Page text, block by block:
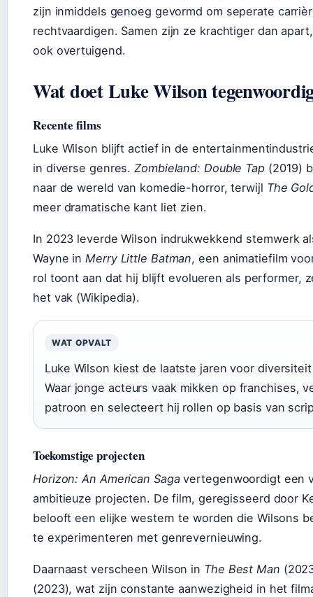
zijn inmiddels genoeg gevormd om seperate
rechtvaardigen. Samen zijn ze krachtiger dan
ook overtuigend.
Wat doet Luke Wilson
Recente films
Luke Wilson blijft actief in de
in diverse genres.Zombieland: Double Tap(2019)
naar de wereld van komedie-horror, terwijl The
meer dramatische kant liet zien.
In 2023 leverde Wilson indrukwekkend stemwerk
Wayne inMerry Little Batman, een animatiefilm
rol toont aan dat hij blijft evolueren als performer,
het vak (Wikipedia).
WAT OPVALT
Luke Wilson kiest de laatste jaren voor
Waar jonge acteurs vaak mikken op franchises,
patroon en selecteert hij rollen op basis van
Toekomstige projecten
Horizon: An American Sagavertegenwoordigt een
ambitieuze projecten. De film, geregisseerd door
belooft een elijke western te worden die Wilsons
te experimenteren met genrevernieuwing.
Daarnaast verscheen Wilson in The Best Man
(2023), wat zijn constante aanwezigheid in het